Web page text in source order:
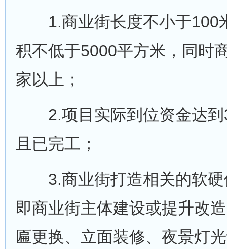
1.商业街长度不小于100
积不低于5000平方米，同时
家以上；
2.项目实际到位资金达到
且已完工；
3.商业街打造相关的软硬
即商业街主体建设或提升改
匾更换、立面装修、夜景灯